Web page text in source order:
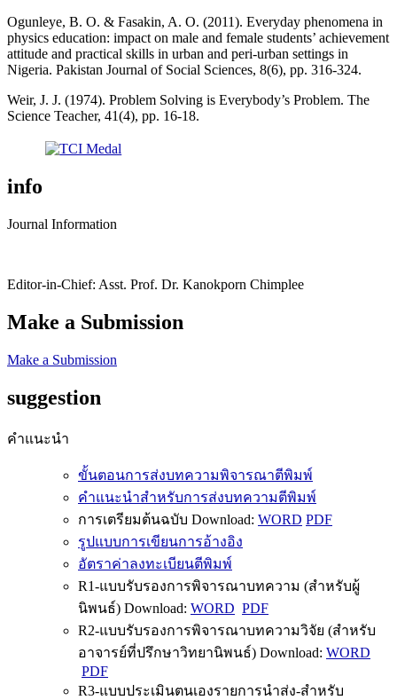
Ogunleye, B. O. & Fasakin, A. O. (2011). Everyday phenomena in
physics education: impact on male and female students’ achievement
attitude and practical skills in urban and peri-urban settings in
Nigeria. Pakistan Journal of Social Sciences, 8(6), pp. 316-324.
Weir, J. J. (1974). Problem Solving is Everybody’s Problem. The
Science Teacher, 41(4), pp. 16-18.
info
Journal Information
Editor-in-Chief: Asst. Prof. Dr. Kanokporn Chimplee
Make a Submission
Make a Submission
suggestion
คำแนะนำ
ขั้นตอนการส่งบทความพิจารณาตีพิมพ์
คำแนะนำสำหรับการส่งบทความตีพิมพ์
การเตรียมต้นฉบับ Download: WORD PDF
รูปแบบการเขียนการอ้างอิง
อัตราค่าลงทะเบียนตีพิมพ์
R1-แบบรับรองการพิจารณาบทความ (สำหรับผู้
นิพนธ์) Download: WORD PDF
R2-แบบรับรองการพิจารณาบทความวิจัย (สำหรับ
อาจารย์ที่ปรึกษาวิทยานิพนธ์) Download: WORD
PDF
R3-แบบประเมินตนเองรายการนำส่ง-สำหรับ